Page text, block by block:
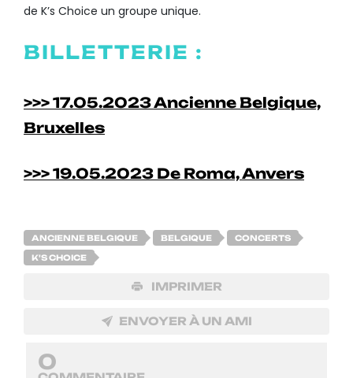
de K’s Choice un groupe unique.
BILLETTERIE :
>>> 17.05.2023 Ancienne Belgique,
Bruxelles
>>> 19.05.2023 De Roma, Anvers
ANCIENNE BELGIQUE BELGIQUE CONCERTS
K'S CHOICE
IMPRIMER
ENVOYER À UN AMI
0